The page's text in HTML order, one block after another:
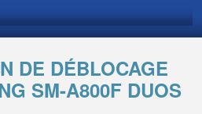
DE DÉBLOCAGE
SM-A800F DUOS